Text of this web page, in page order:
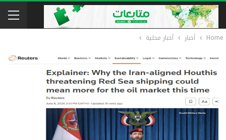
Home أخبار أخبار محلية